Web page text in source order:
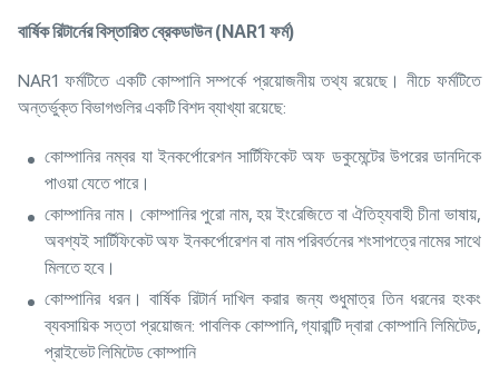
বার্ষিকরিটার্নেরবিস্তারিতব্রেকডাউন(NAR1 ফর্ম)
NAR1 ফর্মটিতে একটি কোম্পানি সম্পর্কে প্রয়োজনীয় তথ্য রয়েছে। নীচে ফর্মটিতে
অন্তর্ভুক্ত বিভাগগুলির একটি বিশদ ব্যাখ্যা রয়েছে:
কোম্পানির নম্বর যা ইনকর্পোরেশন সার্টিফিকেট অফ ডকুমেন্টের উপরের ডানদিকে
পাওয়া যেতে পারে।
কোম্পানির নাম। কোম্পানির পুরো নাম, হয় ইংরেজিতে বা ঐতিহ্যবাহী চীনা ভাষায়,
অবশ্যই সার্টিফিকেট অফ ইনকর্পোরেশন বা নাম পরিবর্তনের শংসাপত্রে নামের সাথে
মিলতে হবে।
কোম্পানির ধরন। বার্ষিক রিটার্ন দাখিল করার জন্য শুধুমাত্র তিন ধরনের হংকং
ব্যবসায়িক সত্তা প্রয়োজন: পাবলিক কোম্পানি, গ্যারান্টি দ্বারা কোম্পানি লিমিটেড,
প্রাইভেট লিমিটেড কোম্পানি